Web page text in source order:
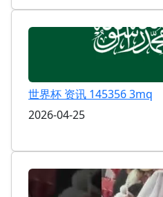
世界杯 资讯 145356 3mq
2026-04-25